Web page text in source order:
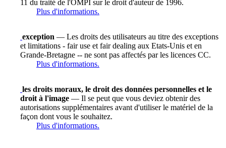
11 du traité de l'OMPI sur le droit d'auteur de 1996.
Plus d'informations.
exception — Les droits des utilisateurs au titre des exceptions
et limitations - fair use et fair dealing aux Etats-Unis et en
Grande-Bretagne -- ne sont pas affectés par les licences CC.
Plus d'informations.
les droits moraux, le droit des données personnelles et le
droit à l'image — Il se peut que vous deviez obtenir des
autorisations supplémentaires avant d'utiliser le matériel de la
façon dont vous le souhaitez.
Plus d'informations.